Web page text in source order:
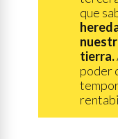
que
tierra.
poder